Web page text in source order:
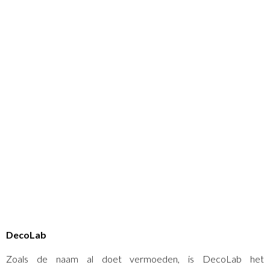
DecoLab
Zoals de naam al doet vermoeden, is DecoLab het